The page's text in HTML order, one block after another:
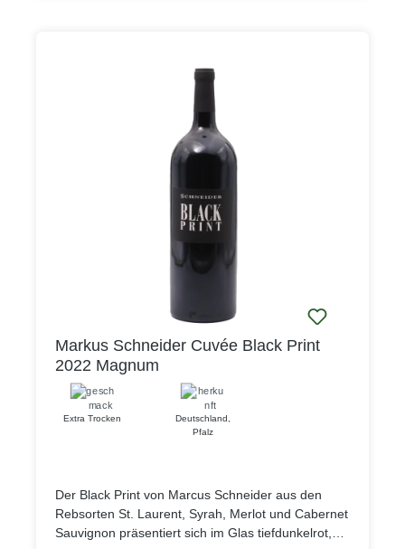
Markus Schneider Cuvée Black Print
2022 Magnum
Extra Trocken Deutschland
Pfalz
Der Black Print von Marcus Schneider aus den
Rebsorten St. Laurent, Syrah, Merlot und Cabernet
Sauvignon präsentiert sich im Glas tiefdunkelrot,